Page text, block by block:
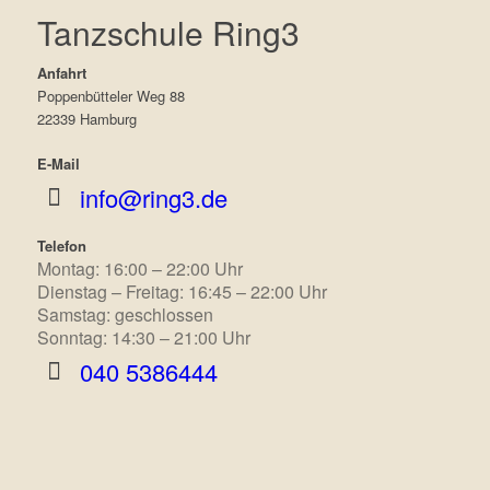
Tanzschule Ring3
Anfahrt
Poppenbütteler Weg 88
22339 Hamburg
E-Mail
info@ring3.de
Telefon
Montag: 16:00 – 22:00 Uhr
Dienstag – Freitag: 16:45 – 22:00 Uhr
Samstag: geschlossen
Sonntag: 14:30 – 21:00 Uhr
040 5386444